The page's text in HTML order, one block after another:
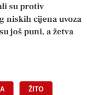
su protiv
niskih cijena uvoza
još puni, a žetva
ŽITO